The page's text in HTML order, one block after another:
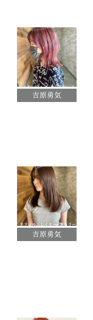
吉原勇気
吉原勇気